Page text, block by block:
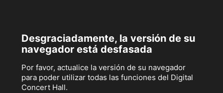
Desgraciadamente, la versión de su
navegador está desfasada
Por favor, actualice la versión de su navegador
para poder utilizar todas las funciones del Digital
Concert Hall.